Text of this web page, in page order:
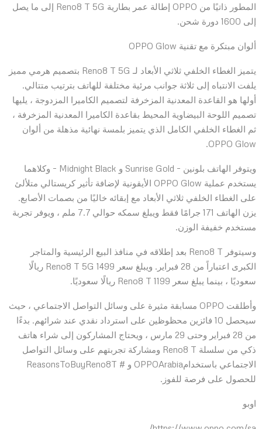
المطور ذاتيًا من OPPO إطالة عمر بطارية Reno8 T 5G إلى ما يصل
إلى 1600 دورة شحن.
ألوان مبتكرة مع تقنية OPPO Glow
يتميز الغطاء الخلفي ثلاثي الأبعاد لـ Reno8 T 5G بتصميم هرمي مميز
يلفت الانتباه إلى ثلاثة جوانب مرئية مختلفة للهاتف بترتيب متتالي.
أولها هو القاعدة المعدنية المزخرفة لتصميم الكاميرا المزدوجة ، يليها
تصميم اللوحة البيضاوية المحيط بقاعدة الكاميرا المعدنية المزخرفة ،
ثم الغطاء الخلفي الكامل الذي يتميز بلمسة نهائية مذهلة من ألوان
OPPO Glow.
ويتوفر الهاتف بلونين – Sunrise Gold و Midnight Black – وكلاهما
يستخدم عملية OPPO Glow الأيقونية لإضافة تأثير كريستالي متلألئ
على الغطاء الخلفي ثلاثي الأبعاد مع إبقائه خاليًا من بصمات الأصابع.
يزن الهاتف 171 جرامًا فقط ويبلغ سمكه حوالي 7.7 ملم ، ويوفر تجربة
مستخدم خفيفة الوزن.
وسيتوفر Reno8 T بعد إطلاقه في منافذ البيع الرئيسية والمتاجر
الكبرى اعتباراً من 28 فبراير. ويبلغ سعر Reno8 T 5G 1499 ريالًا
سعوديًا ، بينما يبلغ سعر Reno8 T 1199 ريالًا سعوديًا.
وأطلقت OPPO مسابقة مثيرة على وسائل التواصل الاجتماعي ، حيث
سيحصل 10 فائزين محظوظين على استرداد نقدي عند شرائهم. بدءًا
من 28 فبراير وحتى 29 مارس ، ويحتاج المشاركون إلى شراء هاتف
ذكي من سلسلة Reno8 T ومشاركة تجربتهم على وسائل التواصل
الاجتماعي باستخدامOPPOArabia و # ReasonsToBuyReno8T
للحصول على فرصة للفوز.
اوبو